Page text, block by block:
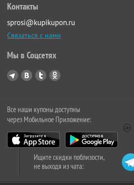
Контакты
sprosi@kupikupon.ru
Связаться с нами
Мы в Соцсетях
Все наши купоны доступны
через Мобильное Приложение:
Ищите скидки поблизости,
не выходя из чата: